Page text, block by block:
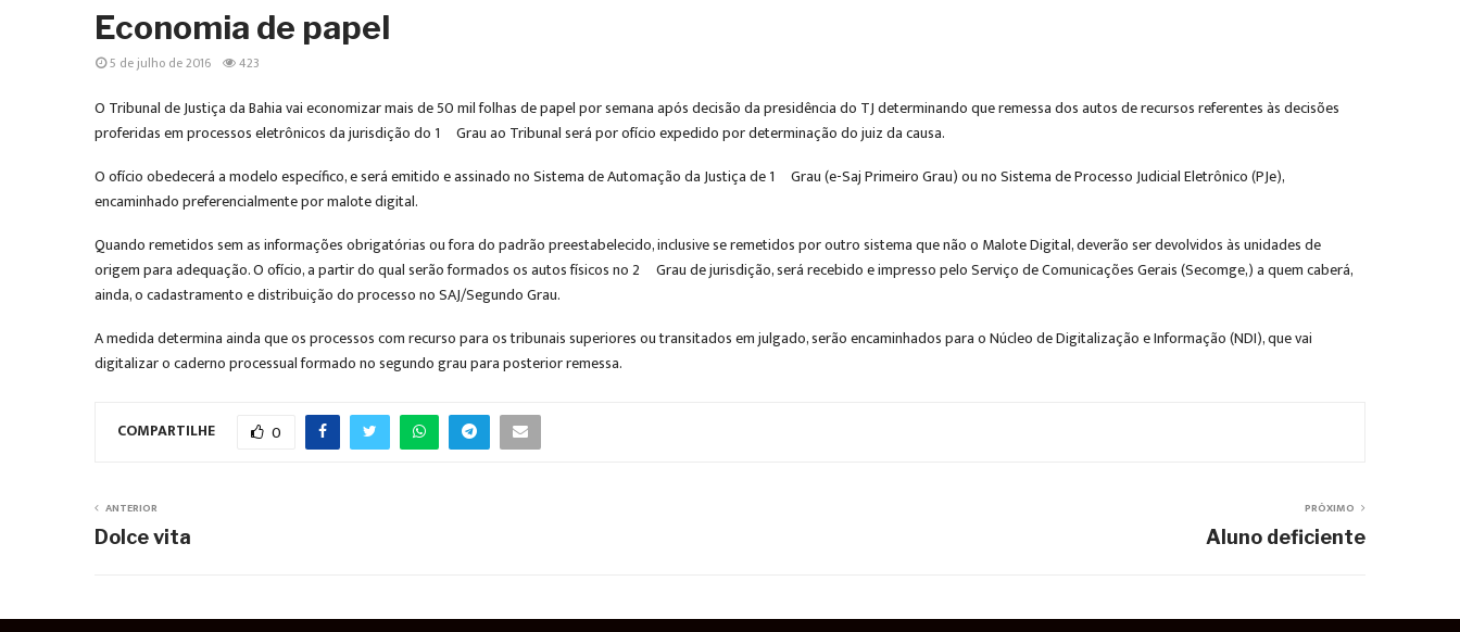
Economia de papel
5 de julho de 2016 423
O Tribunal de Justiça da Bahia vai economizar mais de 50 mil folhas de papel por semana após decisão da presidência do TJ determinando que remessa dos autos de recursos referentes às decisões
proferidas em processos eletrônicos da jurisdição do 1º Grau ao Tribunal será por ofício expedido por determinação do juiz da causa.
O ofício obedecerá a modelo específico, e será emitido e assinado no Sistema de Automação da Justiça de 1º Grau (e-Saj Primeiro Grau) ou no Sistema de Processo Judicial Eletrônico (PJe),
encaminhado preferencialmente por malote digital.
Quando remetidos sem as informações obrigatórias ou fora do padrão preestabelecido, inclusive se remetidos por outro sistema que não o Malote Digital, deverão ser devolvidos às unidades de
origem para adequação. O ofício, a partir do qual serão formados os autos físicos no 2º Grau de jurisdição, será recebido e impresso pelo Serviço de Comunicações Gerais (Secomge,) a quem caberá,
ainda, o cadastramento e distribuição do processo no SAJ/Segundo Grau.
A medida determina ainda que os processos com recurso para os tribunais superiores ou transitados em julgado, serão encaminhados para o Núcleo de Digitalização e Informação (NDI), que vai
digitalizar o caderno processual formado no segundo grau para posterior remessa.
COMPARTILHE 0
ANTERIOR
Dolce vita
PRÓXIMO
Aluno deficiente